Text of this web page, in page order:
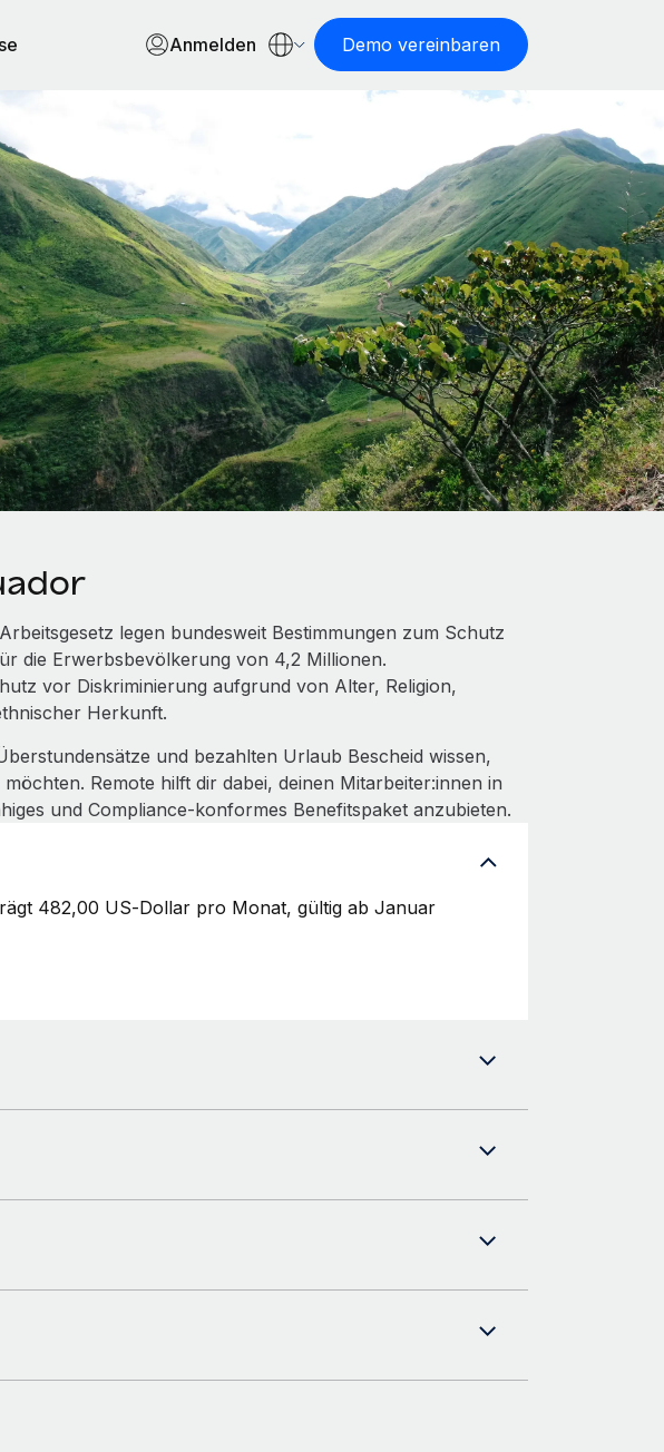
Anmelden Demo vereinbaren
legen bundesweit Bestimmungen zum Schutz
die Erwerbsbevölkerung von 4,2 Millionen.
vor Diskriminierung aufgrund von Alter, Religion,
Herkunft.
und bezahlten Urlaub Bescheid wissen,
Remote hilft dir dabei, deinen Mitarbeiter:innen in
und Compliance‑konformes Benefitspaket anzubieten.
482,00 US‑Dollar pro Monat, gültig ab Januar